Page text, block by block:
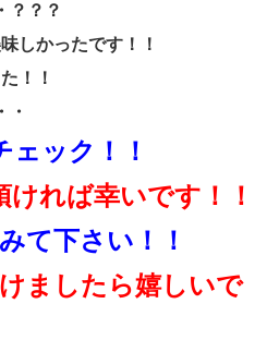
？？？
しかったです！！
！！
・
ック！！
れば幸いです！！
て下さい！！
ましたら嬉しいで